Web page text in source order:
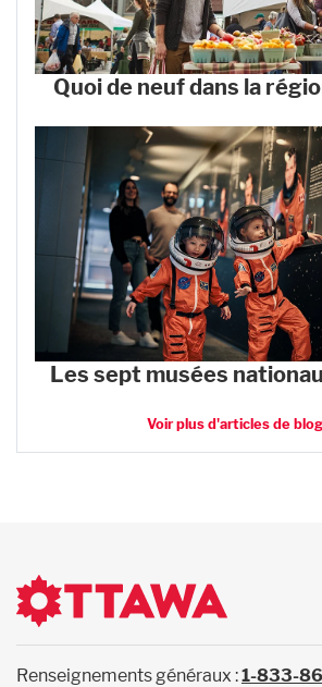
Quoi de neuf dans la
Les sept musées
Voir plus d'articles de
Renseignements généraux :1-833-